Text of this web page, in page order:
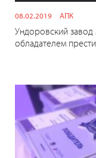
08.02.2019 АПК
Ундоровский завод
обладателем